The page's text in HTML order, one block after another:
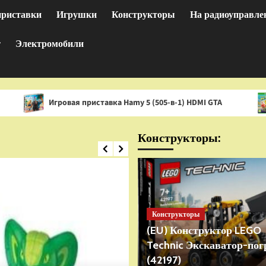
Игрушки Конструкторы На
Электромобили
Игровая приставка Hamy 5 (505-в-1) HDMI GTA Игра
Конструкторы:
Конструкторы
(EU) Конструктор LEGO
Technic Экскаватор-
(42197)